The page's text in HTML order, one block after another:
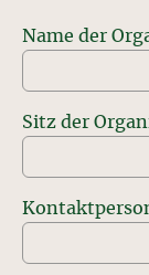
Name der
Sitz der